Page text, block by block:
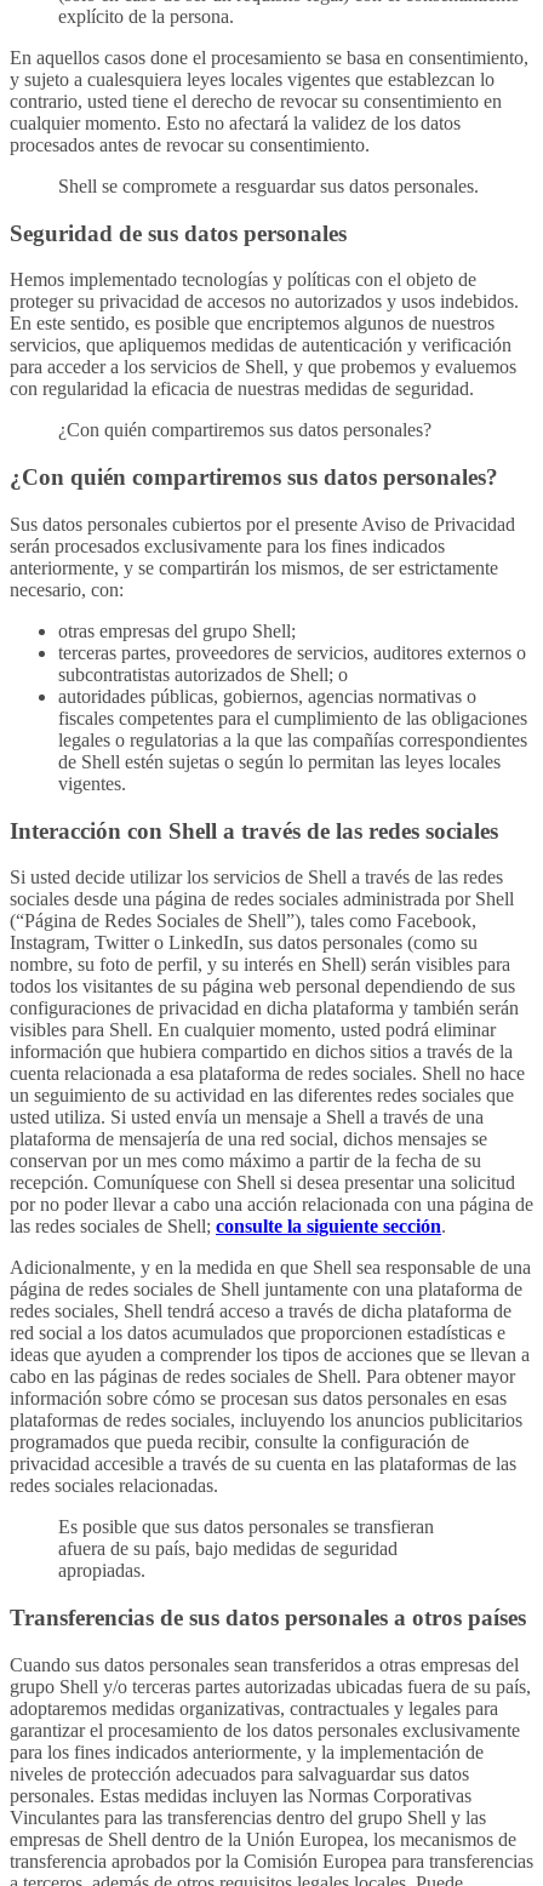
explícito de la persona.
En aquellos casos done el procesamiento se basa en consentimiento,
y sujeto a cualesquiera leyes locales vigentes que establezcan lo
contrario, usted tiene el derecho de revocar su consentimiento en
cualquier momento. Esto no afectará la validez de los datos
procesados antes de revocar su consentimiento.
Shell se compromete a resguardar sus datos personales.
Seguridad de sus datos personales
Hemos implementado tecnologías y políticas con el objeto de
proteger su privacidad de accesos no autorizados y usos indebidos.
En este sentido, es posible que encriptemos algunos de nuestros
servicios, que apliquemos medidas de autenticación y verificación
para acceder a los servicios de Shell, y que probemos y evaluemos
con regularidad la eficacia de nuestras medidas de seguridad.
¿Con quién compartiremos sus datos personales?
¿Con quién compartiremos sus datos personales?
Sus datos personales cubiertos por el presente Aviso de Privacidad
serán procesados exclusivamente para los fines indicados
anteriormente, y se compartirán los mismos, de ser estrictamente
necesario, con:
otras empresas del grupo Shell;
terceras partes, proveedores de servicios, auditores externos o
subcontratistas autorizados de Shell; o
autoridades públicas, gobiernos, agencias normativas o
fiscales competentes para el cumplimiento de las obligaciones
legales o regulatorias a la que las compañías correspondientes
de Shell estén sujetas o según lo permitan las leyes locales
vigentes.
Interacción con Shell a través de las redes sociales
Si usted decide utilizar los servicios de Shell a través de las redes
sociales desde una página de redes sociales administrada por Shell
(“Página de Redes Sociales de Shell”), tales como Facebook,
Instagram, Twitter o LinkedIn, sus datos personales (como su
nombre, su foto de perfil, y su interés en Shell) serán visibles para
todos los visitantes de su página web personal dependiendo de sus
configuraciones de privacidad en dicha plataforma y también serán
visibles para Shell. En cualquier momento, usted podrá eliminar
información que hubiera compartido en dichos sitios a través de la
cuenta relacionada a esa plataforma de redes sociales. Shell no hace
un seguimiento de su actividad en las diferentes redes sociales que
usted utiliza. Si usted envía un mensaje a Shell a través de una
plataforma de mensajería de una red social, dichos mensajes se
conservan por un mes como máximo a partir de la fecha de su
recepción. Comuníquese con Shell si desea presentar una solicitud
por no poder llevar a cabo una acción relacionada con una página de
las redes sociales de Shell; consulte la siguiente sección.
Adicionalmente, y en la medida en que Shell sea responsable de una
página de redes sociales de Shell juntamente con una plataforma de
redes sociales, Shell tendrá acceso a través de dicha plataforma de
red social a los datos acumulados que proporcionen estadísticas e
ideas que ayuden a comprender los tipos de acciones que se llevan a
cabo en las páginas de redes sociales de Shell. Para obtener mayor
información sobre cómo se procesan sus datos personales en esas
plataformas de redes sociales, incluyendo los anuncios publicitarios
programados que pueda recibir, consulte la configuración de
privacidad accesible a través de su cuenta en las plataformas de las
redes sociales relacionadas.
Es posible que sus datos personales se transfieran
afuera de su país, bajo medidas de seguridad
apropiadas.
Transferencias de sus datos personales a otros países
Cuando sus datos personales sean transferidos a otras empresas del
grupo Shell y/o terceras partes autorizadas ubicadas fuera de su país,
adoptaremos medidas organizativas, contractuales y legales para
garantizar el procesamiento de los datos personales exclusivamente
para los fines indicados anteriormente, y la implementación de
niveles de protección adecuados para salvaguardar sus datos
personales. Estas medidas incluyen las Normas Corporativas
Vinculantes para las transferencias dentro del grupo Shell y las
empresas de Shell dentro de la Unión Europea, los mecanismos de
transferencia aprobados por la Comisión Europea para transferencias